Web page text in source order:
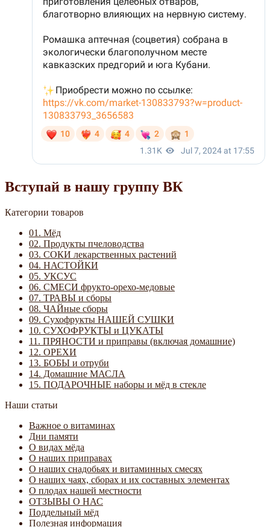
Вступай в нашу группу ВК
Категории товаров
01. Мёд
02. Продукты пчеловодства
03. СОКИ лекарственных растений
04. НАСТОЙКИ
05. УКСУС
06. СМЕСИ фрукто-орехо-медовые
07. ТРАВЫ и сборы
08. ЧАЙные сборы
09. Сухофрукты НАШЕЙ СУШКИ
10. СУХОФРУКТЫ и ЦУКАТЫ
11. ПРЯНОСТИ и приправы (включая домашние)
12. ОРЕХИ
13. БОБЫ и отруби
14. Домашние МАСЛА
15. ПОДАРОЧНЫЕ наборы и мёд в стекле
Наши статьи
Важное о витаминах
Дни памяти
О видах мёда
О наших приправах
О наших снадобьях и витаминных смесях
О наших чаях, сборах и их составных элементах
О плодах нашей местности
ОТЗЫВЫ О НАС
Поддельный мёд
Полезная информация